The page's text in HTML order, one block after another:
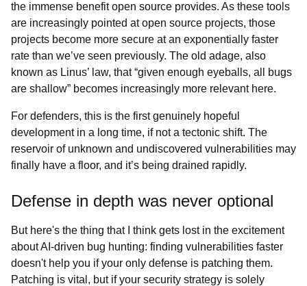
the immense benefit open source provides. As these tools
are increasingly pointed at open source projects, those
projects become more secure at an exponentially faster
rate than we’ve seen previously. The old adage, also
known as Linus’ law, that “given enough eyeballs, all bugs
are shallow” becomes increasingly more relevant here.
For defenders, this is the first genuinely hopeful
development in a long time, if not a tectonic shift. The
reservoir of unknown and undiscovered vulnerabilities may
finally have a floor, and it’s being drained rapidly.
Defense in depth was never optional
But here's the thing that I think gets lost in the excitement
about AI-driven bug hunting: finding vulnerabilities faster
doesn't help you if your only defense is patching them.
Patching is vital, but if your security strategy is solely